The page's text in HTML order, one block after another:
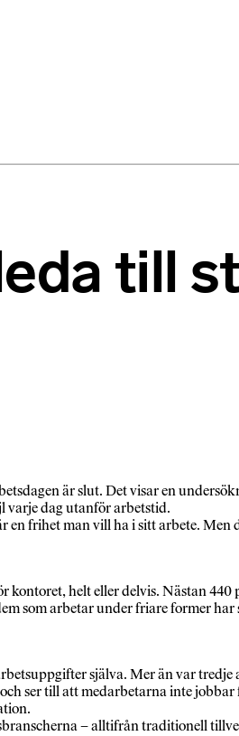
till
är slut. Det visar en
varje dag utanför arbetstid.
frihet man vill ha i sitt arbete. Men
helt eller delvis. Nästan
som arbetar under friare former
själva. Mer än var tredje
ser till att medarbetarna inte jobbar
– alltifrån traditionell